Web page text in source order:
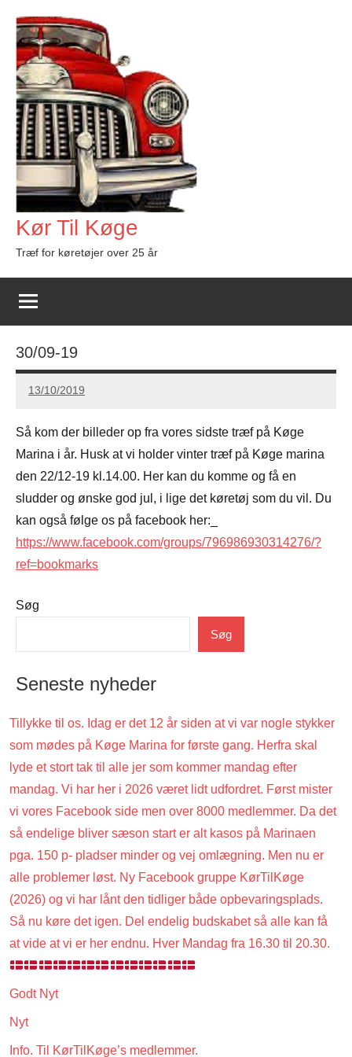
indhold
Kør Til Køge
Træf for køretøjer over 25 år
30/09-19
13/10/2019
Carsten
Så kom der billeder op fra vores sidste træf på Køge
Marina i år. Husk at vi holder vinter træf på Køge marina
den 22/12-19 kl.14.00. Her kan du komme og få en
sludder og ønske god jul, i lige det køretøj som du vil. Du
kan også følge os på facebook her:_
https://www.facebook.com/groups/796986930314276/?
ref=bookmarks
Søg
Søg
Seneste nyheder
Tillykke til os. Idag er det 12 år siden at vi var nogle stykker
som mødes på Køge Marina for første gang. Herfra skal
lyde et stort tak til alle jer som kommer mandag efter
mandag. Vi har her i 2026 været lidt udfordret. Først mister
vi vores Facebook side men over 8000 medlemmer. Da det
så endelige bliver sæson start er alt kasos på Marinaen
pga. 150 p- pladser minder og vej omlægning. Men nu er
alle problemer løst. Ny Facebook gruppe KørTilKøge
(2026) og vi har lånt den tidliger både opbevaringsplads.
Så nu køre det igen. Del endelig budskabet så alle kan få
at vide at vi er her endnu. Hver Mandag fra 16.30 til 20.30.
Godt Nyt
Nyt
Info. Til KørTilKøge’s medlemmer.